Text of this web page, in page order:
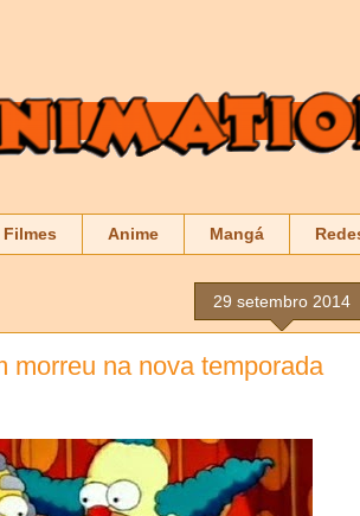
Filmes Anime Mangá
29 setembro 2014
morreu na nova temporada